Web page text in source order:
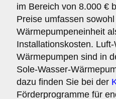
im Bereich von 8.000 €
Preise umfassen
Wärmepumpeneinheit
Installationskosten.
Wärmepumpen sind in
Sole-Wasser-
dazu finden Sie bei der
Förderprogramme für